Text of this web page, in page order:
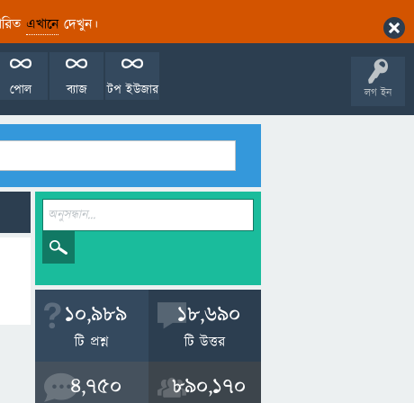
এখানেদেখুন।
লগ ইন
টপ ইউজার
ব্যাজ
পোল
10,989
টি প্রশ্ন
18,690
টি উত্তর
4,750 890,170